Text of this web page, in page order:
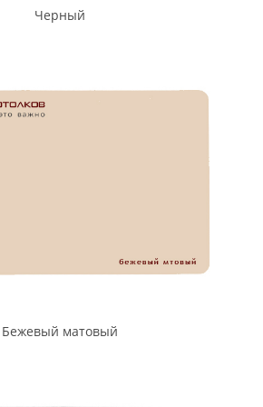
Черный
Бежевый матовый